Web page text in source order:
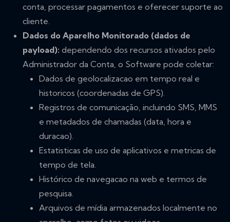
conta, processar pagamentos e oferecer suporte ao
cliente.
Dados do Aparelho Monitorado (dados de
payload): dependendo dos recursos ativados pelo
Administrador da Conta, o Software pode coletar:
Dados de geolocalizacao em tempo real e
historicos (coordenadas de GPS).
Registros de comunicação, incluindo SMS, MMS
e metadados de chamadas (data, hora e
duracao).
Estatisticas de uso de aplicativos e metricas de
tempo de tela.
Histórico de navegacao na web e termos de
pesquisa.
Arquivos de mídia armazenados localmente no